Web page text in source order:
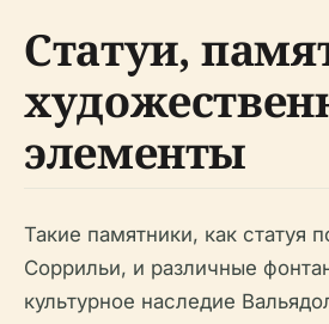
Статуи,
элементы
Такие памятники, как статуя
Соррильи, и различные
культурное наследие